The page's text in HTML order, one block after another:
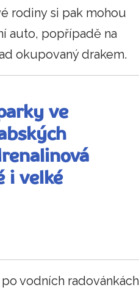
rodiny si pak mohou
auto, popřípadě na
okupovaný drakem.
ve
i velké
vodních